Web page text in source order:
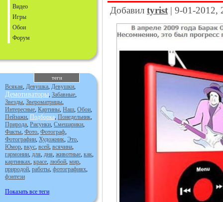
Видео
Игры
Обои
Форум
теги
Всякая, Девушка, Девушки,
Демотиваторы, Забавные,
Звезды, Звероматрицы,
Интересные, Картины, Наш, Обои,
Пейзажи, Подборка, Понедельник,
Природа, Рисунки, Смешарики,
Факты, Фото, Фотограф,
Фотографии, Художник, Это,
Юмор, вкус, всей, всячина,
гармонии, для, дня, животные, как,
картинках, красе, любой, мир,
природой, работы, фотографиях,
фэнтези
Показать все теги
Добавил tyrist | 9-01-